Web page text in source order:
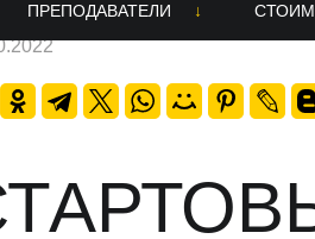
танцевального номера
шоу на праздник
ПРЕПОДАВАТЕЛИ